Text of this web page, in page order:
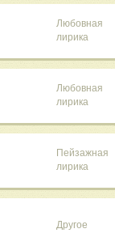
Любовная
лирика
Любовная
лирика
Пейзажная
лирика
Другое